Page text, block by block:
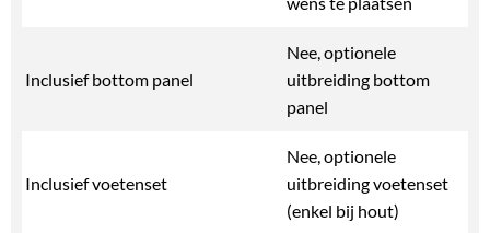
Inclusief bottom panel
Nee, optionele
uitbreiding bottom
panel
Inclusief voetenset
Nee, optionele
uitbreiding voetenset
(enkel bij hout)